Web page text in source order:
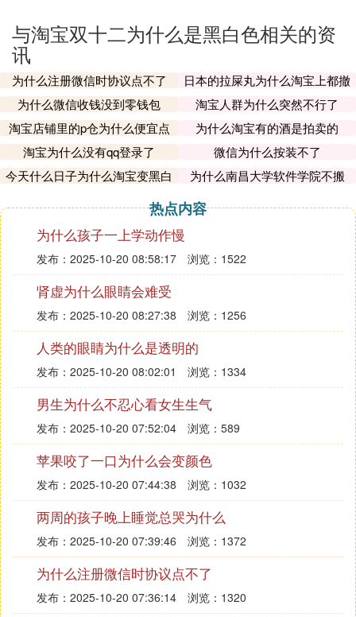
与淘宝双十二为什么是黑白色相关的资
讯
为什么注册微信时协议点不了
日本的拉屎丸为什么淘宝上都撤
了
为什么微信收钱没到零钱包
淘宝人群为什么突然不行了
淘宝店铺里的p仓为什么便宜点
为什么淘宝有的酒是拍卖的
淘宝为什么没有qq登录了
微信为什么按装不了
今天什么日子为什么淘宝变黑白
为什么南昌大学软件学院不搬
热点内容
为什么孩子一上学动作慢
发布：2025-10-20 08:58:17 浏览：1522
肾虚为什么眼睛会难受
发布：2025-10-20 08:27:38 浏览：1256
人类的眼睛为什么是透明的
发布：2025-10-20 08:02:01 浏览：1334
男生为什么不忍心看女生生气
发布：2025-10-20 07:52:04 浏览：589
苹果咬了一口为什么会变颜色
发布：2025-10-20 07:44:38 浏览：1032
两周的孩子晚上睡觉总哭为什么
发布：2025-10-20 07:39:46 浏览：1372
为什么注册微信时协议点不了
发布：2025-10-20 07:36:14 浏览：1320